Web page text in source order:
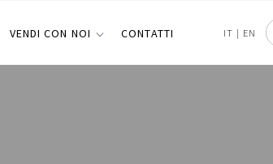
VENDI CON NOI CONTATTI IT | EN